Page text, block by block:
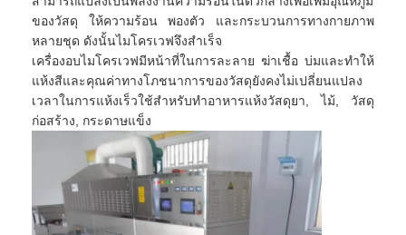
ทัวร์โรงงาน
ควบคุมคุณภาพ
ติดต่อเรา
ทุกกรณี
ของวัสดุ ให้ความร้อน พองตัว และกระบวนการทางกายภาพ
หลายชุด ดังนั้นไมโครเวฟจึงสำเร็จ
เครื่องอบไมโครเวฟมีหน้าที่ในการละลาย ฆ่าเชื้อ บ่มและทำให้
แห้งสีและคุณค่าทางโภชนาการของวัสดุยังคงไม่เปลี่ยนแปลง
เวลาในการแห้งเร็วใช้สำหรับทำอาหารแห้งวัสดุยา, ไม้, วัสดุ
ก่อสร้าง, กระดาษแข็ง